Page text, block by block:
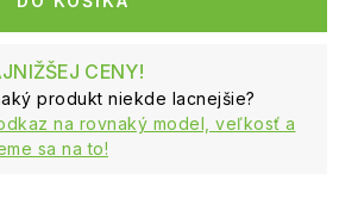
CENY!
produkt niekde lacnejšie?
na rovnaký model, veľkosť a
sa na to!